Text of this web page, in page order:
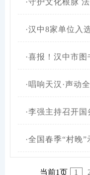
·守护文化根脉 法治护航传承
·汉中8家单位入
·喜报！汉中市图书
· 唱响天汉·声动全城｜
·李强主持召开国务院常务会议 研究推进全国统一大市场建设有关
·全国春季“村晚”
当前1页 1